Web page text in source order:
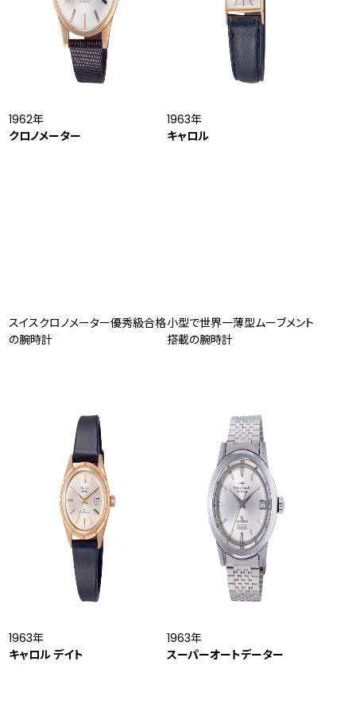
1962年
クロノメーター
スイスクロノメーター優秀級合格
の腕時計
1963年
キャロル
小型で世界一薄型ムーブメント
搭載の腕時計
1963年
キャロル デイト
1963年
スーパーオートデーター